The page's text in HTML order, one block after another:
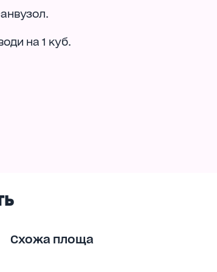
на 1 куб.
Схожа площа